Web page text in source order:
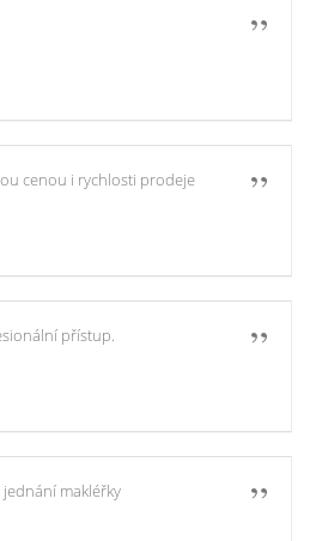
cenou i rychlosti prodeje
přístup.
makléřky